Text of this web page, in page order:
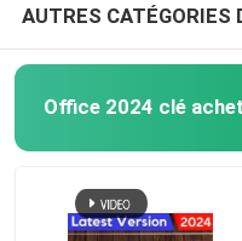
Norme SQL Server
AUTRES CATÉGORIES
Office 2024 clé